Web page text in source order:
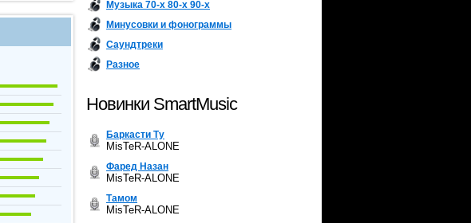
Музыка 70-х 80-х 90-х
Минусовки и фонограммы
Саундтреки
Разное
Новинки SmartMusic
Баркасти Ту
MisTeR-ALONE
Фаред Назан
MisTeR-ALONE
Тамом
MisTeR-ALONE